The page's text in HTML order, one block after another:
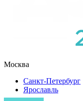
Москва
Санкт-Петербург
Ярославль